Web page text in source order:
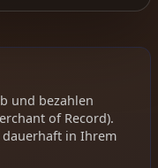
und bezahlen
of Record).
dauerhaft in Ihrem